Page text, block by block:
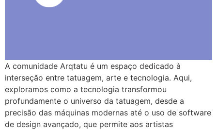
A comunidade Arqtatu é um espaço dedicado à
interseção entre tatuagem, arte e tecnologia. Aqui,
exploramos como a tecnologia transformou
profundamente o universo da tatuagem, desde a
precisão das máquinas modernas até o uso de software
de design avançado, que permite aos artistas